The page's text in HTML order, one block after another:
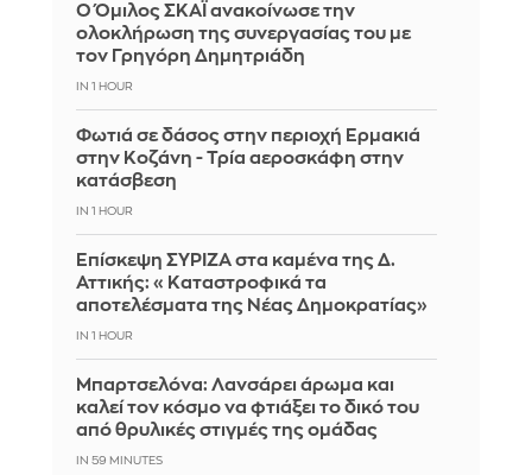
Ο Όμιλος ΣΚΑΪ ανακοίνωσε την
ολοκλήρωση της συνεργασίας του με
τον Γρηγόρη Δημητριάδη
IN 1 HOUR
Φωτιά σε δάσος στην περιοχή Ερμακιά
στην Κοζάνη - Τρία αεροσκάφη στην
κατάσβεση
IN 1 HOUR
Επίσκεψη ΣΥΡΙΖΑ στα καμένα της Δ.
Αττικής: «Καταστροφικά τα
αποτελέσματα της Νέας Δημοκρατίας»
IN 1 HOUR
Μπαρτσελόνα: Λανσάρει άρωμα και
καλεί τον κόσμο να φτιάξει το δικό του
από θρυλικές στιγμές της ομάδας
IN 59 MINUTES